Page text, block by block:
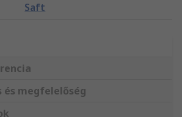
Saft
és megfelelőség